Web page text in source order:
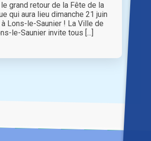
le grand retour de la Fête de la
qui aura lieu dimanche 21 juin
Lons-le-Saunier ! La Ville de
le-Saunier invite tous [...]